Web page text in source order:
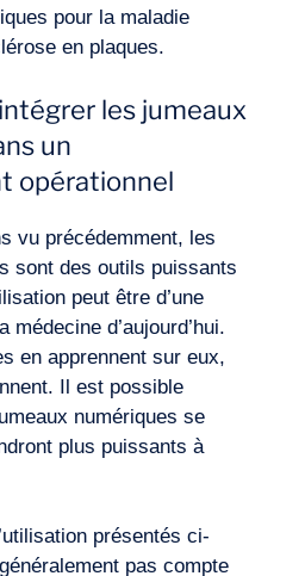
pour la maladie
en plaques.
les jumeaux
un
opérationnel
vu précédemment, les
sont des outils puissants
peut être d’une
d’aujourd’hui.
en apprennent sur eux,
Il est possible
numériques se
plus puissants à
présentés ci-
pas compte